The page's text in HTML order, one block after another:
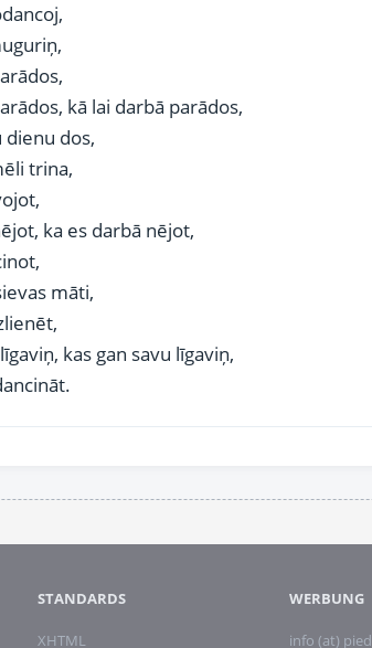
kā lai darbā parādos,
dos,
trina,
ka es darbā nējot,
māti,
kas gan savu līgaviņ,
STANDARDS
XHTML
WERBUNG
info (at)